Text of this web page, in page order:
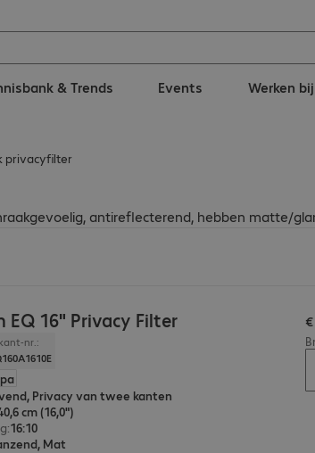
& Trends Events Werken bij
privacyfilter
antireflecterend, hebben matte/
EQ 16" Privacy Filter
nr.:
Privacy van twee kanten
cm (16,0")
:16:10
Mat
€